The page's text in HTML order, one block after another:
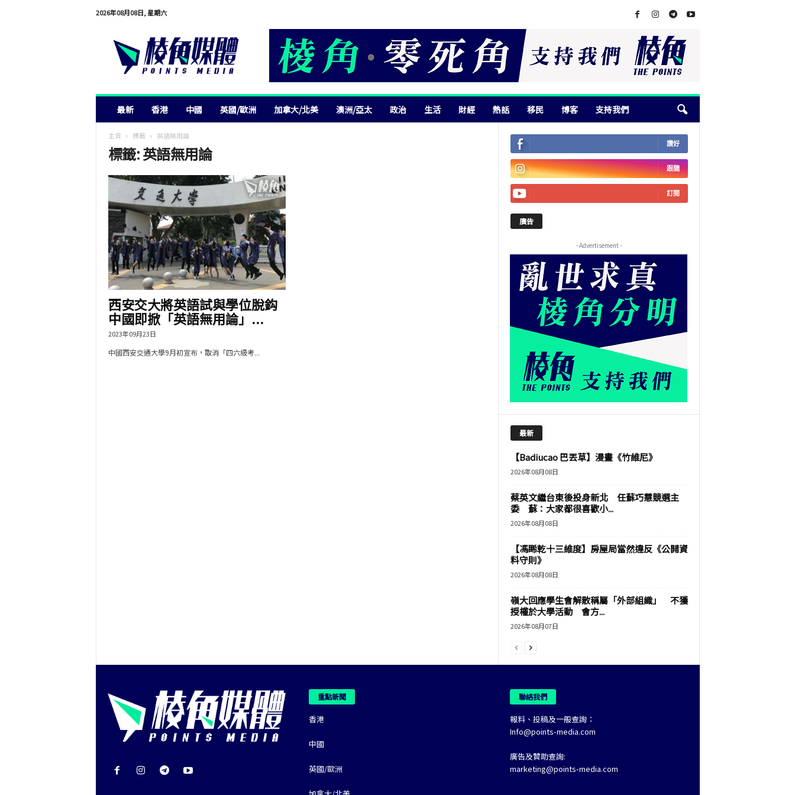
2026年08月08日, 星期六
最新 香港 中國 英國/歐洲 加拿大/北美 澳洲/亞太 政治 生活 財經 熱話 移民 博客 支持我們
主頁 標籤 英語無用論
標籤: 英語無用論
西安交大將英語試與學位脫鈎
中國即掀「英語無用論」...
2023年09月23日
中國西安交通大學9月初宣布，取消「四六級考...
讚好
跟隨
訂閱
廣告
- Advertisement -
最新
【Badiucao 巴丟草】漫畫《竹維尼》
2026年08月08日
蔡英文繼台東後投身新北 任蘇巧慧競選主
委 蘇：大家都很喜歡小...
2026年08月08日
【馮睎乾十三維度】房屋局當然違反《公開資
料守則》
2026年08月08日
嶺大回應學生會解散稱屬「外部組織」 不獲
授權於大學活動 會方...
2026年08月07日
重點新聞
香港
中國
英國/歐洲
聯絡我們
報料、投稿及一般查詢：
Info@points-media.com
廣告及贊助查詢:
marketing@points-media.com